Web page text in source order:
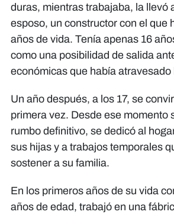
duras, mientras trabajaba, la llevó
esposo, un constructor con el que
años de vida. Tenía apenas 16
como una posibilidad de salida
económicas que había
Un año después, a los 17, se
primera vez. Desde ese momento
rumbo definitivo, se dedicó al
sus hijas y a trabajos temporales
sostener a su familia.
En los primeros años de su vida
años de edad, trabajó en una